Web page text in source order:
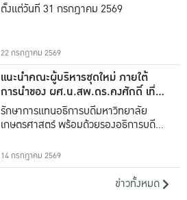
ตั้งแต่วันที่ 31 กรกฎาคม 2569
22 กรกฎาคม 2569
แนะนำคณะผู้บริหารชุดใหม่ ภายใต้
การนำของ ผศ.น.สพ.ดร.คงศักดิ์ เที่ยง
ธรรม
รักษาการแทนอธิการบดีมหาวิทยาลัย
เกษตรศาสตร์ พร้อมด้วยรองอธิการบดีทั้ง
14 กรกฎาคม 2569
ข่าวทั้งหมด